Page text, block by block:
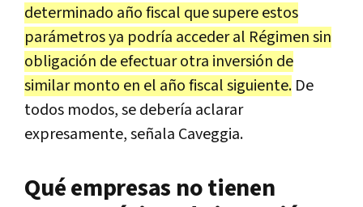
determinado año fiscal que supere estos
parámetros ya podría acceder al Régimen sin
obligación de efectuar otra inversión de
similar monto en el año fiscal siguiente. De
todos modos, se debería aclarar
expresamente, señala Caveggia.
Qué empresas no tienen